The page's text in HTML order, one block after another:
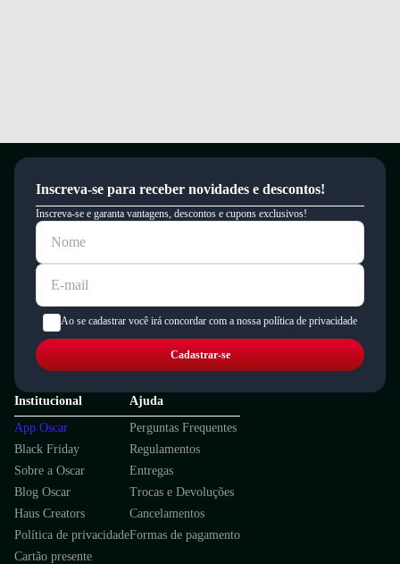
Inscreva-se para receber novidades e descontos!
Inscreva-se e garanta vantagens, descontos e cupons exclusivos!
Ao se cadastrar você irá concordar com a nossa política de privacidade
Cadastrar-se
Institucional
App Oscar
Black Friday
Sobre a Oscar
Blog Oscar
Haus Creators
Política de privacidade
Cartão presente
Ajuda
Perguntas Frequentes
Regulamentos
Entregas
Trocas e Devoluções
Cancelamentos
Formas de pagamento